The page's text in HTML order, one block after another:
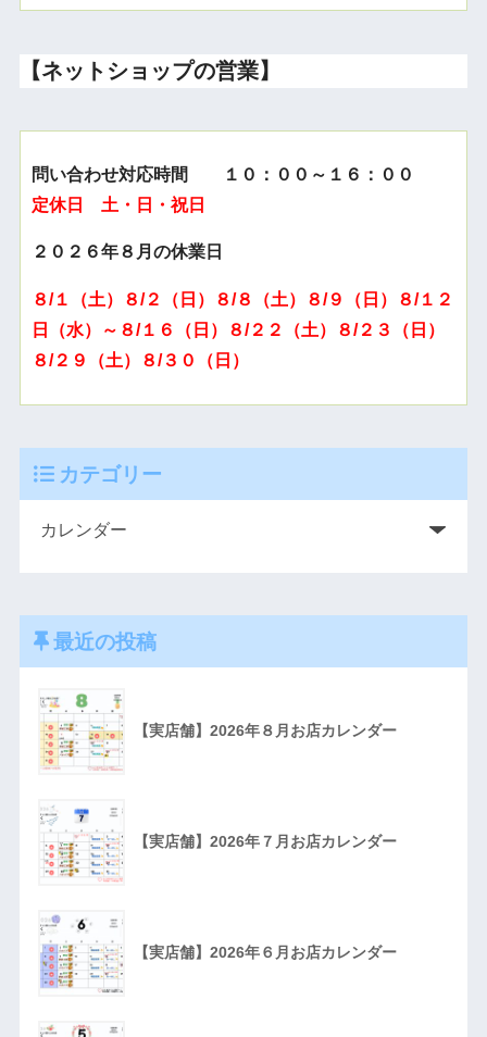
【ネットショップの営業】
問い合わせ対応時間 １０：００～１６：００
定休日 土・日・祝日
２０２６年８月の休業日
８/１（土）８/２（日）８/８（土）８/９（日）８/１２
日（水）～８/１６（日）８/２２（土）８/２３（日）
８/２９（土）８/３０（日）
カテゴリー
最近の投稿
【実店舗】2026年８月お店カレンダー
【実店舗】2026年７月お店カレンダー
【実店舗】2026年６月お店カレンダー